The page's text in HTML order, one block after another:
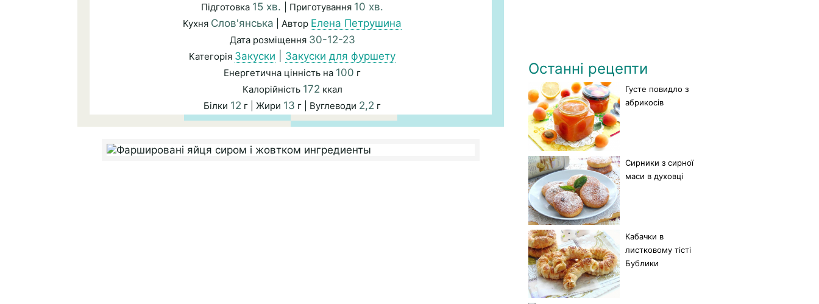
Підготовка 15 хв. | Приготування 10 хв.
Кухня Слов'янська | Автор Елена Петрушина
Дата розміщення 30-12-23
Категорія Закуски Закуски для фуршету
Енергетична цінність на 100 г
Калорійність 172 ккал
Білки 12 г | Жири 13 г | Вуглеводи 2,2 г
Останні рецепти
Густе повидло з
абрикосів
Сирники з сирної
маси в духовці
Кабачки в
листковому тісті
Бублики